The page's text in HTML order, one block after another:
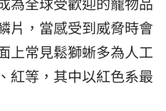
片，當感受到威脅時會
上常見鬆獅蜥多為人工
紅等，其中以紅色系最